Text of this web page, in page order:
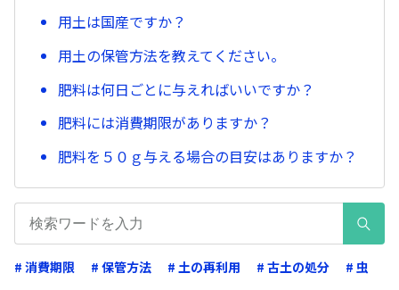
用土は国産ですか？
用土の保管方法を教えてください。
肥料は何日ごとに与えればいいですか？
肥料には消費期限がありますか？
肥料を５０ｇ与える場合の目安はありますか？
# 消費期限 # 保管方法 # 土の再利用 # 古土の処分
# 虫